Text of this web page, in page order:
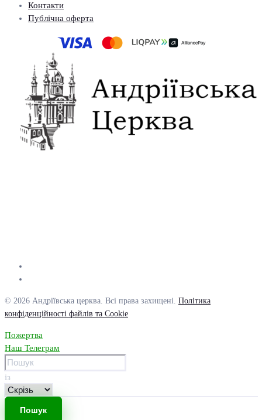
Контакти
Публічна оферта
© 2026 Андріївська церква. Всі права захищені. Політика
конфіденційності файлів та Cookie
Пожертва
Наш Телеграм
із